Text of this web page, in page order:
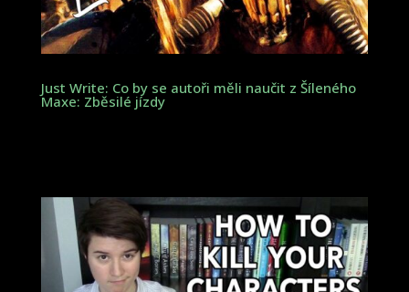
Just Write: Co by se autoři měli naučit z Šíleného
Maxe: Zběsilé jízdy